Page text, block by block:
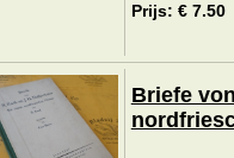
Prijs: € 7.50
Briefe